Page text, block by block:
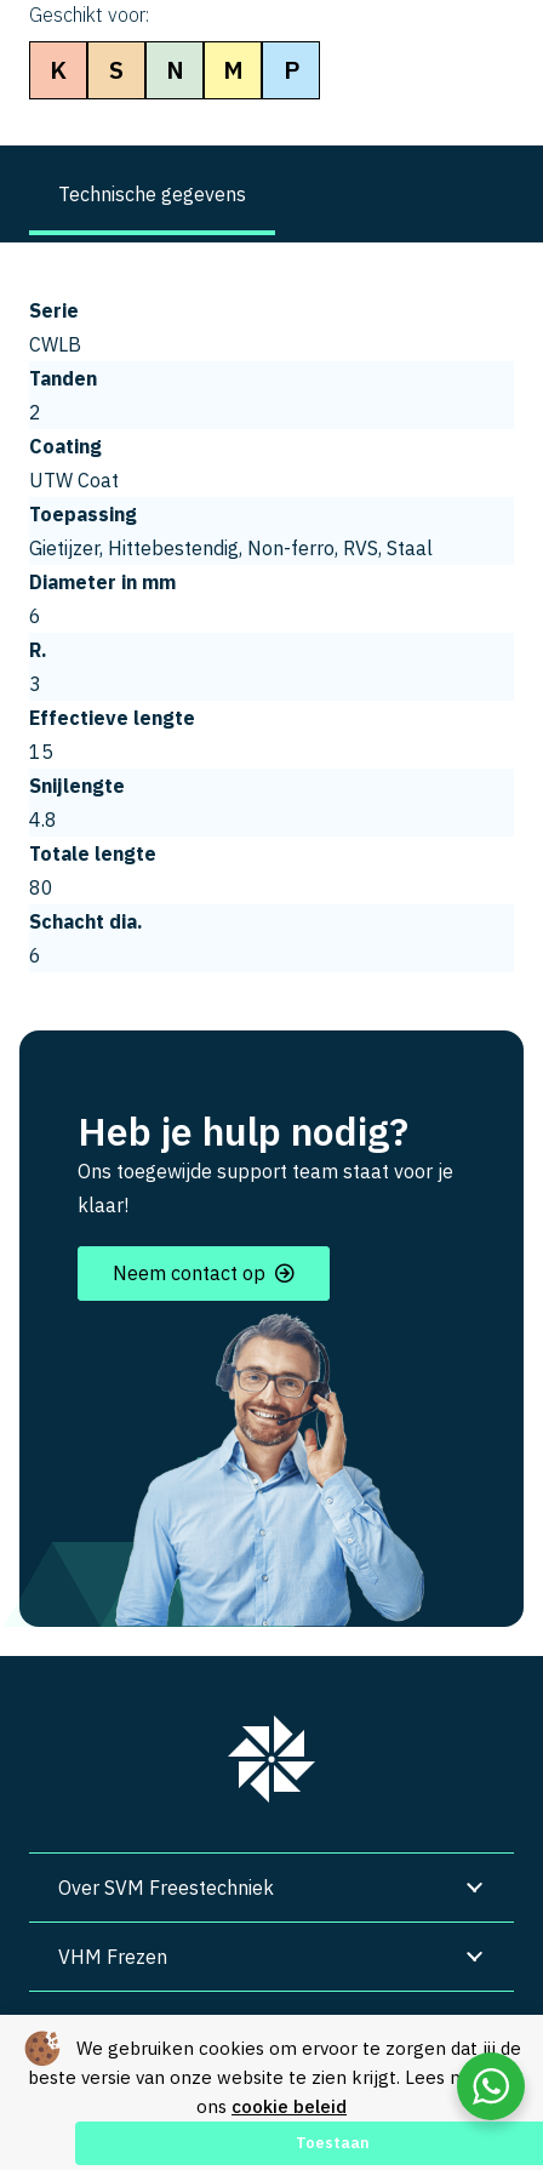
We gebruiken cookies om ervoor te zorgen dat jij de
beste versie van onze website te zien krijgt. Lees meer in
ons cookie beleid
Toestaan
Geschikt voor:
K S N M P
Technische gegevens
Serie
CWLB
Tanden
2
Coating
UTW Coat
Toepassing
Gietijzer, Hittebestendig, Non-ferro, RVS, Staal
Diameter in mm
6
R.
3
Effectieve lengte
15
Snijlengte
4.8
Totale lengte
80
Schacht dia.
6
Heb je hulp nodig?
Ons toegewijde support team staat voor je
klaar!
Neem contact op
Over SVM Freestechniek
VHM Frezen
Algemene voorwaarden | Privacy
© Copyright 2026 – SVM Freestechniek |
Webdesign by Yooker–
Made with 💙